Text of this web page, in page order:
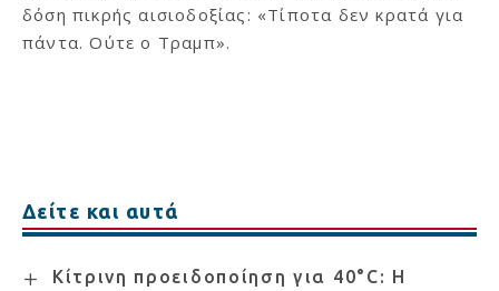
δόση πικρής αισιοδοξίας: «Τίποτα δεν κρατά για
πάντα. Ούτε ο Τραμπ».
Δείτε και αυτά
Κίτρινη προειδοποίηση για 40°C: Η